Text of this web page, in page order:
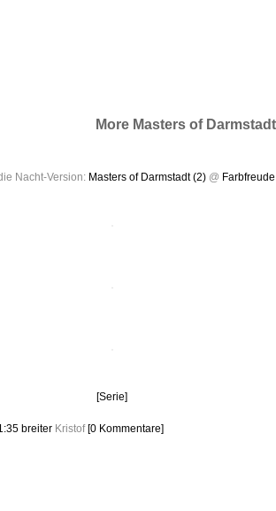
More Masters of Darmstadt
Nacht-Version: Masters of Darmstadt (2) @ Farbfreude
[Serie]
breiter Kristof [0 Kommentare]